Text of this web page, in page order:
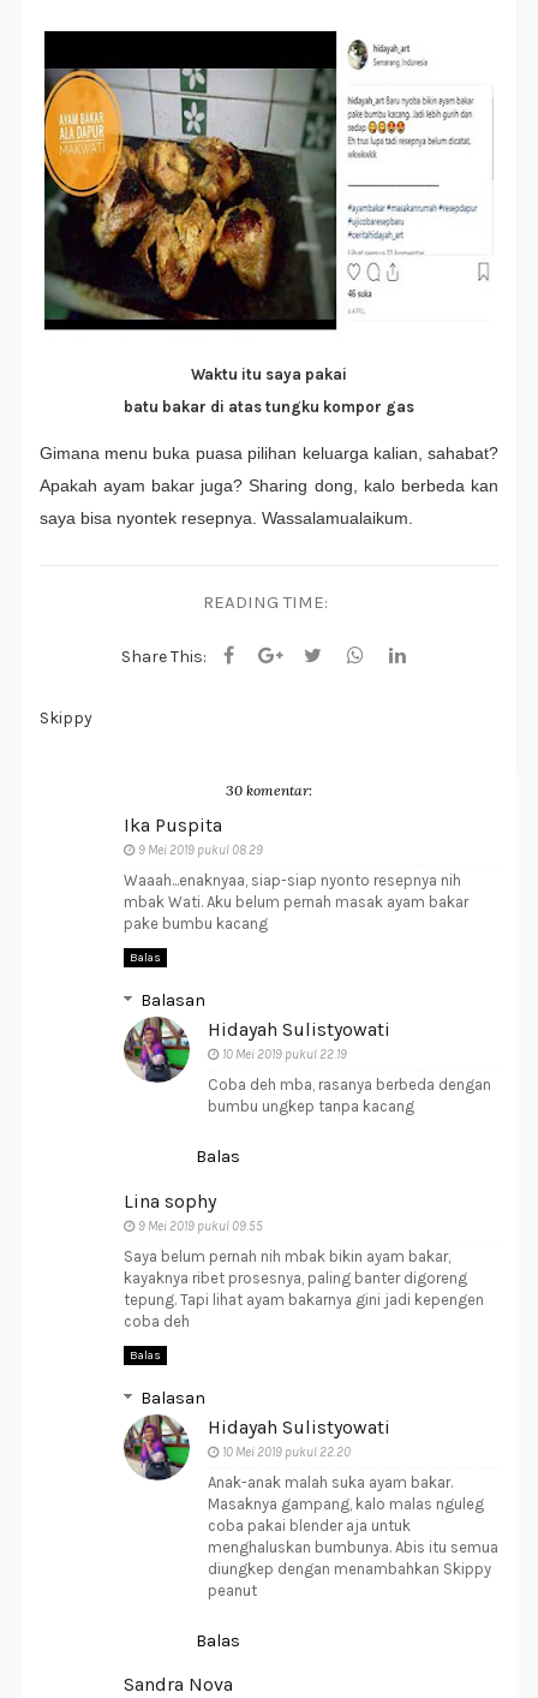
Waktu itu saya pakai
batu bakar di atas tungku kompor gas
Gimana menu buka puasa pilihan keluarga kalian, sahabat?
Apakah ayam bakar juga? Sharing dong, kalo berbeda kan
saya bisa nyontek resepnya. Wassalamualaikum.
READING TIME:
Share This:
Skippy
30 komentar:
Ika Puspita
9 Mei 2019 pukul 08.29
Waaah...enaknyaa, siap-siap nyonto resepnya nih
mbak Wati. Aku belum pernah masak ayam bakar
pake bumbu kacang
Balas
Balasan
Hidayah Sulistyowati
10 Mei 2019 pukul 22.19
Coba deh mba, rasanya berbeda dengan
bumbu ungkep tanpa kacang
Balas
Lina sophy
9 Mei 2019 pukul 09.55
Saya belum pernah nih mbak bikin ayam bakar,
kayaknya ribet prosesnya, paling banter digoreng
tepung. Tapi lihat ayam bakarnya gini jadi kepengen
coba deh
Balas
Balasan
Hidayah Sulistyowati
10 Mei 2019 pukul 22.20
Anak-anak malah suka ayam bakar.
Masaknya gampang, kalo malas nguleg
coba pakai blender aja untuk
menghaluskan bumbunya. Abis itu semua
diungkep dengan menambahkan Skippy
peanut
Balas
Sandra Nova